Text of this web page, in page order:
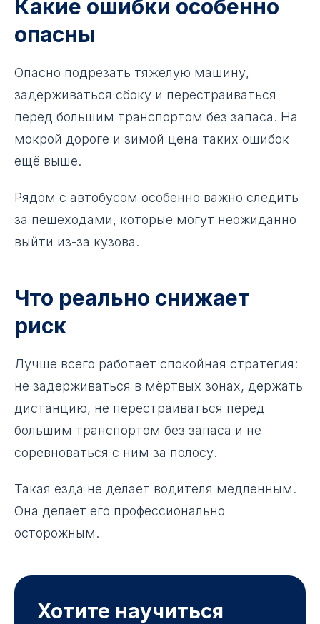
Какие ошибки особенно
опасны
Опасно подрезать тяжёлую машину,
задерживаться сбоку и перестраиваться
перед большим транспортом без запаса. На
мокрой дороге и зимой цена таких ошибок
ещё выше.
Рядом с автобусом особенно важно следить
за пешеходами, которые могут неожиданно
выйти из-за кузова.
Что реально снижает
риск
Лучше всего работает спокойная стратегия:
не задерживаться в мёртвых зонах, держать
дистанцию, не перестраиваться перед
большим транспортом без запаса и не
соревноваться с ним за полосу.
Такая езда не делает водителя медленным.
Она делает его профессионально
осторожным.
Хотите научиться